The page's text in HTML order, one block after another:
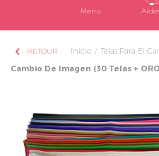
Menu
chevron_left RETOUR Inicio Telas Para El
Cambio De Imagen (30 Telas +